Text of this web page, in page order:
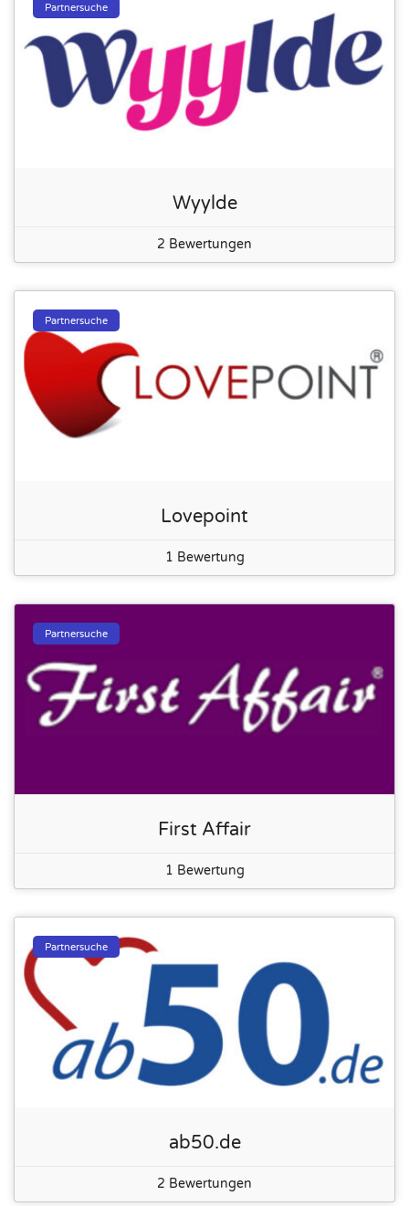
Partnersuche
Wyylde
2 Bewertungen
Partnersuche
Lovepoint
1 Bewertung
Partnersuche
First Affair
1 Bewertung
Partnersuche
ab50.de
2 Bewertungen